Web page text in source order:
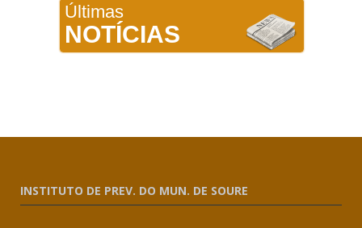
Últimas
NOTÍCIAS
INSTITUTO DE PREV. DO MUN. DE SOURE